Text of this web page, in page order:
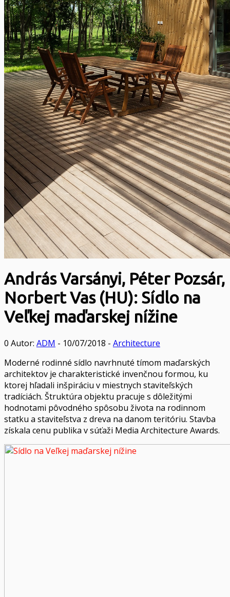
András Varsányi, Péter Pozsár,
Norbert Vas (HU): Sídlo na
Veľkej maďarskej nížine
0 Autor: ADM - 10/07/2018 - Architecture
Moderné rodinné sídlo navrhnuté tímom maďarských
architektov je charakteristické invenčnou formou, ku
ktorej hľadali inšpiráciu v miestnych staviteľských
tradíciách. Štruktúra objektu pracuje s dôležitými
hodnotami pôvodného spôsobu života na rodinnom
statku a staviteľstva z dreva na danom teritóriu. Stavba
získala cenu publika v súťaži Media Architecture Awards.